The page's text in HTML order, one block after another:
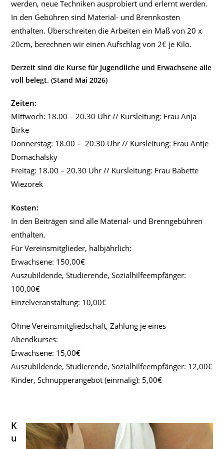
werden, neue Techniken ausprobiert und erlernt werden.
In den Gebühren sind Material- und Brennkosten
enthalten. Überschreiten die Arbeiten ein Maß von 20 x
20cm, berechnen wir einen Aufschlag von 2€ je Kilo.
Derzeit sind die Kurse für Jugendliche und Erwachsene alle
voll belegt. (Stand Mai 2026)
Zeiten:
Mittwoch: 18.00 – 20.30 Uhr // Kursleitung: Frau Anja
Birke
Donnerstag: 18.00 – 20.30 Uhr // Kursleitung: Frau Antje
Domachalsky
Freitag: 18.00 – 20.30 Uhr // Kursleitung: Frau Babette
Wiezorek
Kosten:
In den Beiträgen sind alle Material- und Brenngebühren
enthalten.
Für Vereinsmitglieder, halbjährlich:
Erwachsene: 150,00€
Auszubildende, Studierende, Sozialhilfeempfänger:
100,00€
Einzelveranstaltung: 10,00€
Ohne Vereinsmitgliedschaft, Zahlung je eines
Abendkurses:
Erwachsene: 15,00€
Auszubildende, Studierende, Sozialhilfeempfänger: 12,00€
Kinder, Schnupperangebot (einmalig): 5,00€
K
u